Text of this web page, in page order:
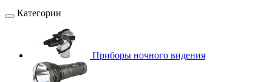
Категории
Приборы ночного видения